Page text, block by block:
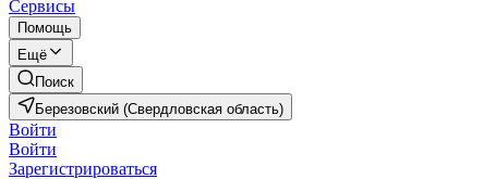
Сервисы
Помощь
Ещё
Поиск
Березовский (Свердловская область)
Войти
Войти
Зарегистрироваться